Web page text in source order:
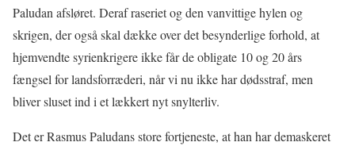
Paludan afsløret. Deraf raseriet og den vanvittige hylen og
skrigen, der også skal dække over det besynderlige forhold, at
hjemvendte syrienkrigere ikke får de obligate 10 og 20 års
fængsel for landsforræderi, når vi nu ikke har dødsstraf, men
bliver sluset ind i et lækkert nyt snylterliv.
Det er Rasmus Paludans store fortjeneste, at han har demaskeret